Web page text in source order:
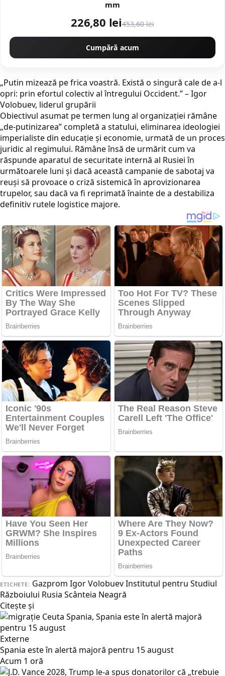
mm
226,80 lei453,60 lei
Cumpără acum
„Putin mizează pe frica voastră. Există o singură cale de a-l
opri: prin efortul colectiv al întregului Occident.” – Igor
Volobuev, liderul grupării
Obiectivul asumat pe termen lung al organizației rămâne
„de-putinizarea” completă a statului, eliminarea ideologiei
imperialiste din educație și economie, urmată de un proces
juridic al regimului. Rămâne însă de urmărit cum va
răspunde aparatul de securitate internă al Rusiei în
următoarele luni și dacă această campanie de sabotaj va
reuși să provoace o criză sistemică în aprovizionarea
trupelor, sau dacă va fi reprimată înainte de a destabiliza
definitiv rutele logistice majore.
ETICHETE: Gazprom Igor VolobuevInstitutul pentru Studiul
Războiului Rusia Scânteia Neagră
Citește și
Externe
Spania este în alertă majoră pentru 15 august
Acum 1 oră